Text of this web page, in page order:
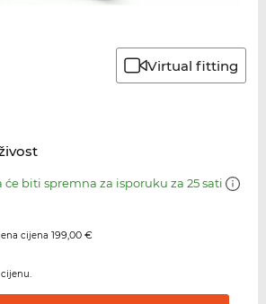
Virtual fitting
će biti spremna za isporuku za 25 sati
cijena 199,00 €
cijenu.